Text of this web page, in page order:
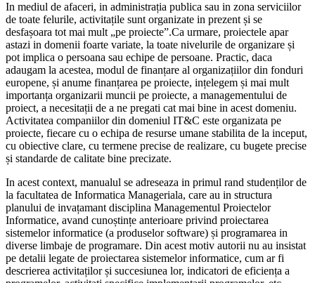
In mediul de afaceri, in administrația publica sau in zona serviciilor
de toate felurile, activitațile sunt organizate in prezent și se
desfașoara tot mai mult „pe proiecte”.Ca urmare, proiectele apar
astazi in domenii foarte variate, la toate nivelurile de organizare și
pot implica o persoana sau echipe de persoane. Practic, daca
adaugam la acestea, modul de finanțare al organizațiilor din fonduri
europene, și anume finanțarea pe proiecte, ințelegem și mai mult
importanța organizarii muncii pe proiecte, a managementului de
proiect, a necesitații de a ne pregati cat mai bine in acest domeniu.
Activitatea companiilor din domeniul IT&C este organizata pe
proiecte, fiecare cu o echipa de resurse umane stabilita de la inceput,
cu obiective clare, cu termene precise de realizare, cu bugete precise
și standarde de calitate bine precizate.
In acest context, manualul se adreseaza in primul rand studenților de
la facultatea de Informatica Manageriala, care au in structura
planului de invațamant disciplina Managementul Proiectelor
Informatice, avand cunoștințe anterioare privind proiectarea
sistemelor informatice (a produselor software) și programarea in
diverse limbaje de programare. Din acest motiv autorii nu au insistat
pe detalii legate de proiectarea sistemelor informatice, cum ar fi
descrierea activitaților și succesiunea lor, indicatori de eficiența a